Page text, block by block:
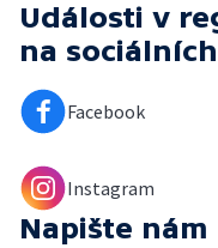
Události v
na
Facebook
Instagram
Napište nám